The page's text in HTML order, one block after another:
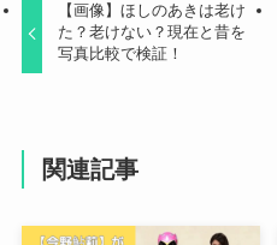
【画像】ほしのあきは老け
た？老けない？現在と昔を
写真比較で検証！
関連記事